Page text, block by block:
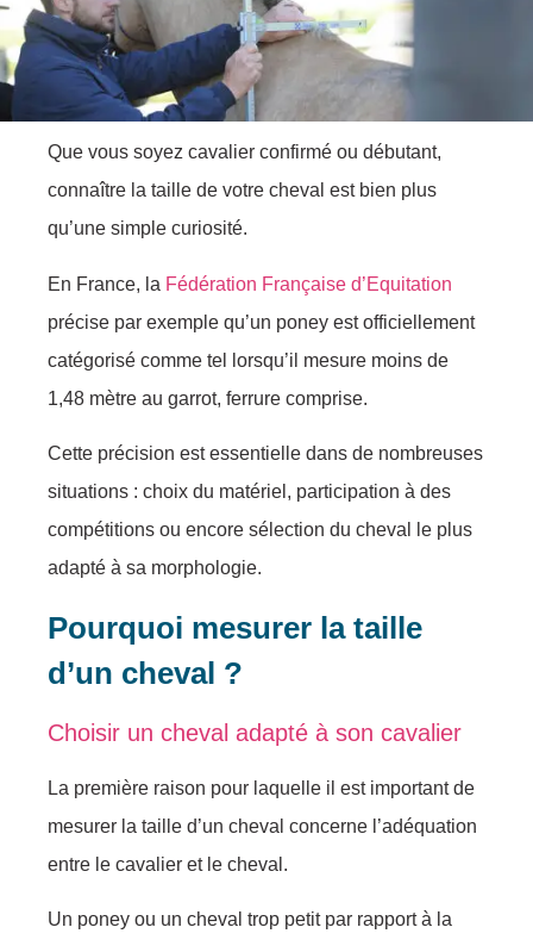
Que vous soyez cavalier confirmé ou débutant,
connaître la taille de votre cheval est bien plus
qu’une simple curiosité.
En France, la Fédération Française d’Equitation
précise par exemple qu’un poney est officiellement
catégorisé comme tel lorsqu’il mesure moins de
1,48 mètre au garrot, ferrure comprise.
Cette précision est essentielle dans de nombreuses
situations : choix du matériel, participation à des
compétitions ou encore sélection du cheval le plus
adapté à sa morphologie.
Pourquoi mesurer la taille
d’un cheval ?
Choisir un cheval adapté à son cavalier
La première raison pour laquelle il est important de
mesurer la taille d’un cheval concerne l’adéquation
entre le cavalier et le cheval.
Un poney ou un cheval trop petit par rapport à la